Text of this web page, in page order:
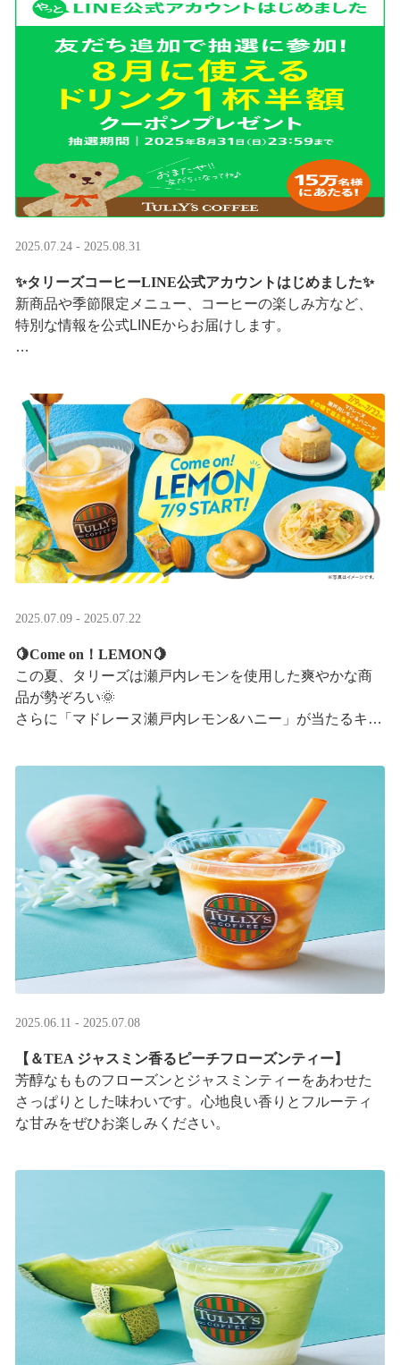
お月様をモチーフにした
まんまるベアフルも皆様のご来店をお待ちしていま ···
2025.07.24 - 2025.08.31
✨タリーズコーヒーLINE公式アカウントはじめました✨
新商品や季節限定メニュー、コーヒーの楽しみ方など、
特別な情報を公式LINEからお届けします。
···
2025.07.09 - 2025.07.22
🍋Come on！LEMON🍋
この夏、タリーズは瀬戸内レモンを使用した爽やかな商
品が勢ぞろい🌞
さらに「マドレーヌ瀬戸内レモン&ハニー」が当たるキャ
2025.06.11 - 2025.07.08
【＆TEA ジャスミン香るピーチフローズンティー】
芳醇なもものフローズンとジャスミンティーをあわせた
さっぱりとした味わいです。心地良い香りとフルーティ
な甘みをぜひお楽しみください。